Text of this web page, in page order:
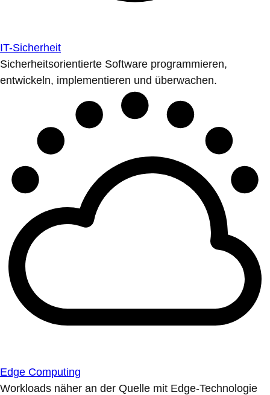
IT-Sicherheit
Sicherheitsorientierte Software programmieren,
entwickeln, implementieren und überwachen.
Edge Computing
Workloads näher an der Quelle mit Edge-Technologie